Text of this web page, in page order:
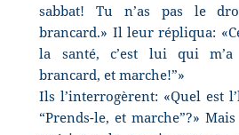
sabbat! Tu n’as pas le
brancard.» Il leur répliqua:
la santé, c’est lui qui
brancard, et marche!”»
Ils l’interrogèrent: «Quel est
“Prends-le, et marche”?»